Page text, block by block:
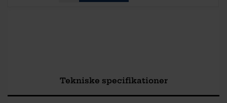
Tekniske specifikationer